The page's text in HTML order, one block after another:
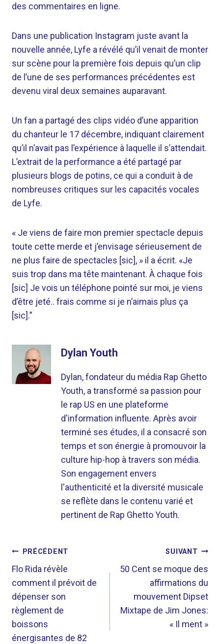
des commentaires en ligne.
Dans une publication Instagram juste avant la
nouvelle année, Lyfe a révélé qu’il venait de monter
sur scène pour la première fois depuis qu’un clip
de l’une de ses performances précédentes est
devenu viral deux semaines auparavant.
Un fan a partagé des clips vidéo d’une apparition
du chanteur le 17 décembre, indiquant clairement
qu’il n’avait pas l’expérience à laquelle il s’attendait.
L’extrait de la performance a été partagé par
plusieurs blogs de potins, ce qui a conduit à de
nombreuses critiques sur les capacités vocales
de Lyfe.
« Je viens de faire mon premier spectacle depuis
toute cette merde et j’envisage sérieusement de
ne plus faire de spectacles [sic], » il a écrit. «Je
suis trop dans ma tête maintenant. À chaque fois
[sic] Je vois un téléphone pointé sur moi, je viens
d’être jeté.. frais comme si je n’aimais plus ça
[sic].”
Dylan Youth
Dylan, fondateur du média Rap Ghetto
Youth, a transformé sa passion pour
le rap US en une plateforme
d'information influente. Après avoir
terminé ses études, il a consacré son
temps et son énergie à promouvoir la
culture hip-hop à travers son média.
Son engagement envers
l'authenticité et la diversité musicale
se reflète dans le contenu varié et
pertinent de Rap Ghetto Youth.
NAVIGATION
DE
L’ARTICLE
PRÉCÉDENT
Flo Rida révèle
comment il prévoit de
dépenser son
règlement de
boissons
énergisantes de 82
SUIVANT
50 Cent se moque des
affirmations du
mouvement Dipset
Mixtape de Jim Jones:
« Il ment »